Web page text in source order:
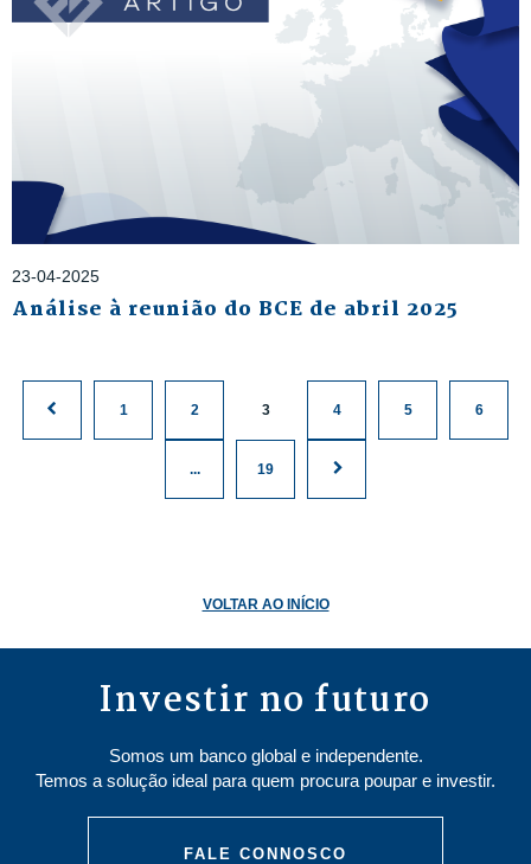
23-04-2025
Análise à reunião do BCE de abril 2025
1 2 3 4 5 6
... 19
VOLTAR AO INÍCIO
Investir no futuro
Somos um banco global e independente.
Temos a solução ideal para quem procura poupar e investir.
FALE CONNOSCO